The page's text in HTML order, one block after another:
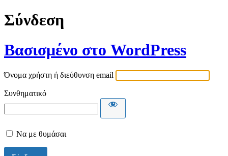
Σύνδεση
Βασισμένο στο WordPress
Όνομα χρήστη ή διεύθυνση email
Συνθηματικό
Να με θυμάσαι